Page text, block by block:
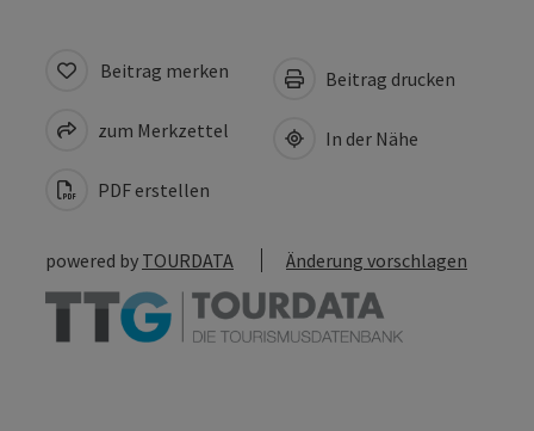
Beitrag merken
zum Merkzettel
PDF erstellen
Beitrag drucken
In der Nähe
powered by TOURDATA Änderung vorschlagen